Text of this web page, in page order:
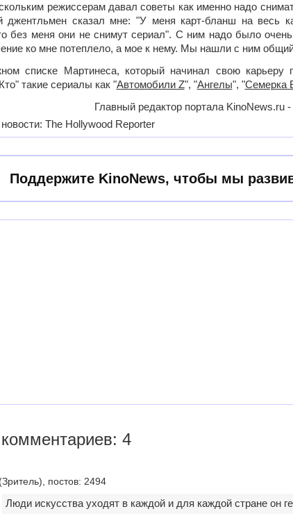
режиссерам давал советы как именно надо
джентльмен сказал мне: "У меня карт-бланш на весь
без меня они не снимут сериал". С ним надо было
ко мне потеплело, а мое к нему. Мы нашли с ним
списке Мартинеса, который начинал свою карьеру
такие сериалы как "Автомобили Z", "Ангелы", "Семерка
Главный редактор портала KinoNews.ru -
The Hollywood Reporter
Поддержите KinoNews, чтобы мы
комментариев: 4
постов: 2494
Люди искусства уходят в каждой и для каждой стране он